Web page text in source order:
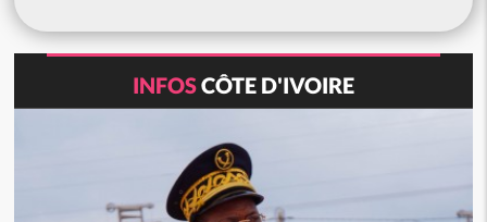
INFOSCÔTE D'IVOIRE